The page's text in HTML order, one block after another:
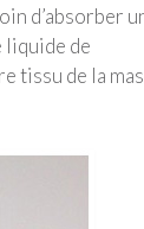
d’absorber
liquide de
tissu de la